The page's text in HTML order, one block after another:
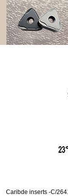
Caribde inserts -C/